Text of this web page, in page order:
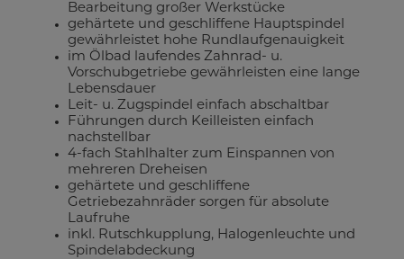
Bearbeitung großer Werkstücke
gehärtete und geschliffene Hauptspindel
gewährleistet hohe Rundlaufgenauigkeit
im Ölbad laufendes Zahnrad- u.
Vorschubgetriebe gewährleisten eine lange
Lebensdauer
Leit- u. Zugspindel einfach abschaltbar
Führungen durch Keilleisten einfach
nachstellbar
4-fach Stahlhalter zum Einspannen von
mehreren Dreheisen
gehärtete und geschliffene
Getriebezahnräder sorgen für absolute
Laufruhe
inkl. Rutschkupplung, Halogenleuchte und
Spindelabdeckung